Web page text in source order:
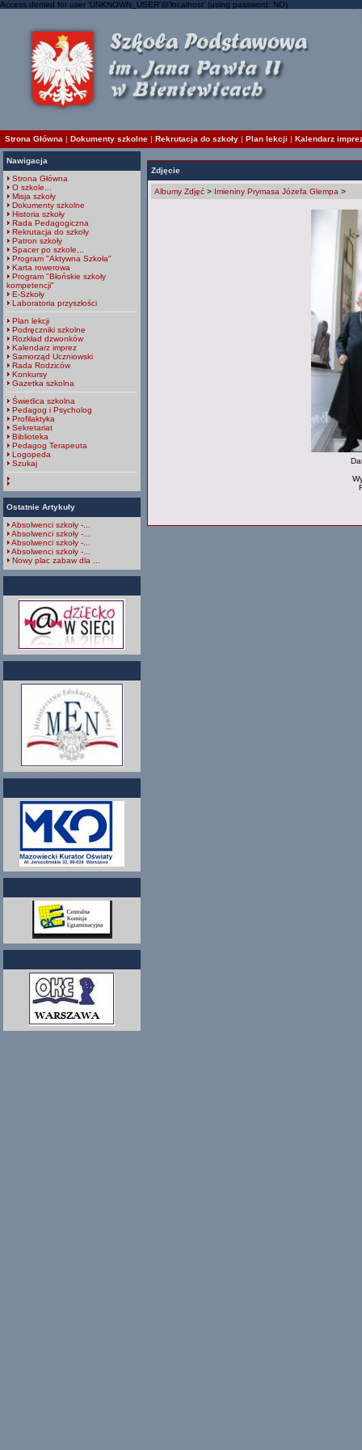
Access denied for user 'UNKNOWN_USER'@'localhost' (using password: NO)
Strona Główna | Dokumenty szkolne | Rekrutacja do szkoły | Plan lekcji | Kalendarz
Nawigacja
Strona Główna
O szkole...
Misja szkoły
Dokumenty szkolne
Historia szkoły
Rada Pedagogiczna
Rekrutacja do szkoły
Patron szkoły
Spacer po szkole...
Program "Aktywna Szkoła"
Karta rowerowa
Program "Błońskie szkoły
kompetencji"
E-Szkoły
Laboratoria przyszłości
Plan lekcji
Podręczniki szkolne
Rozkład dzwonków
Kalendarz imprez
Samorząd Uczniowski
Rada Rodziców
Konkursy
Gazetka szkolna
Świetlica szkolna
Pedagog i Psycholog
Profilaktyka
Sekretariat
Biblioteka
Pedagog Terapeuta
Logopeda
Szukaj
Ostatnie Artykuły
Absolwenci szkoły -...
Absolwenci szkoły -...
Absolwenci szkoły -...
Absolwenci szkoły -...
Nowy plac zabaw dla ...
Zdjęcie
Albumy Zdjęć > Imieniny Prymasa Józefa Glempa >